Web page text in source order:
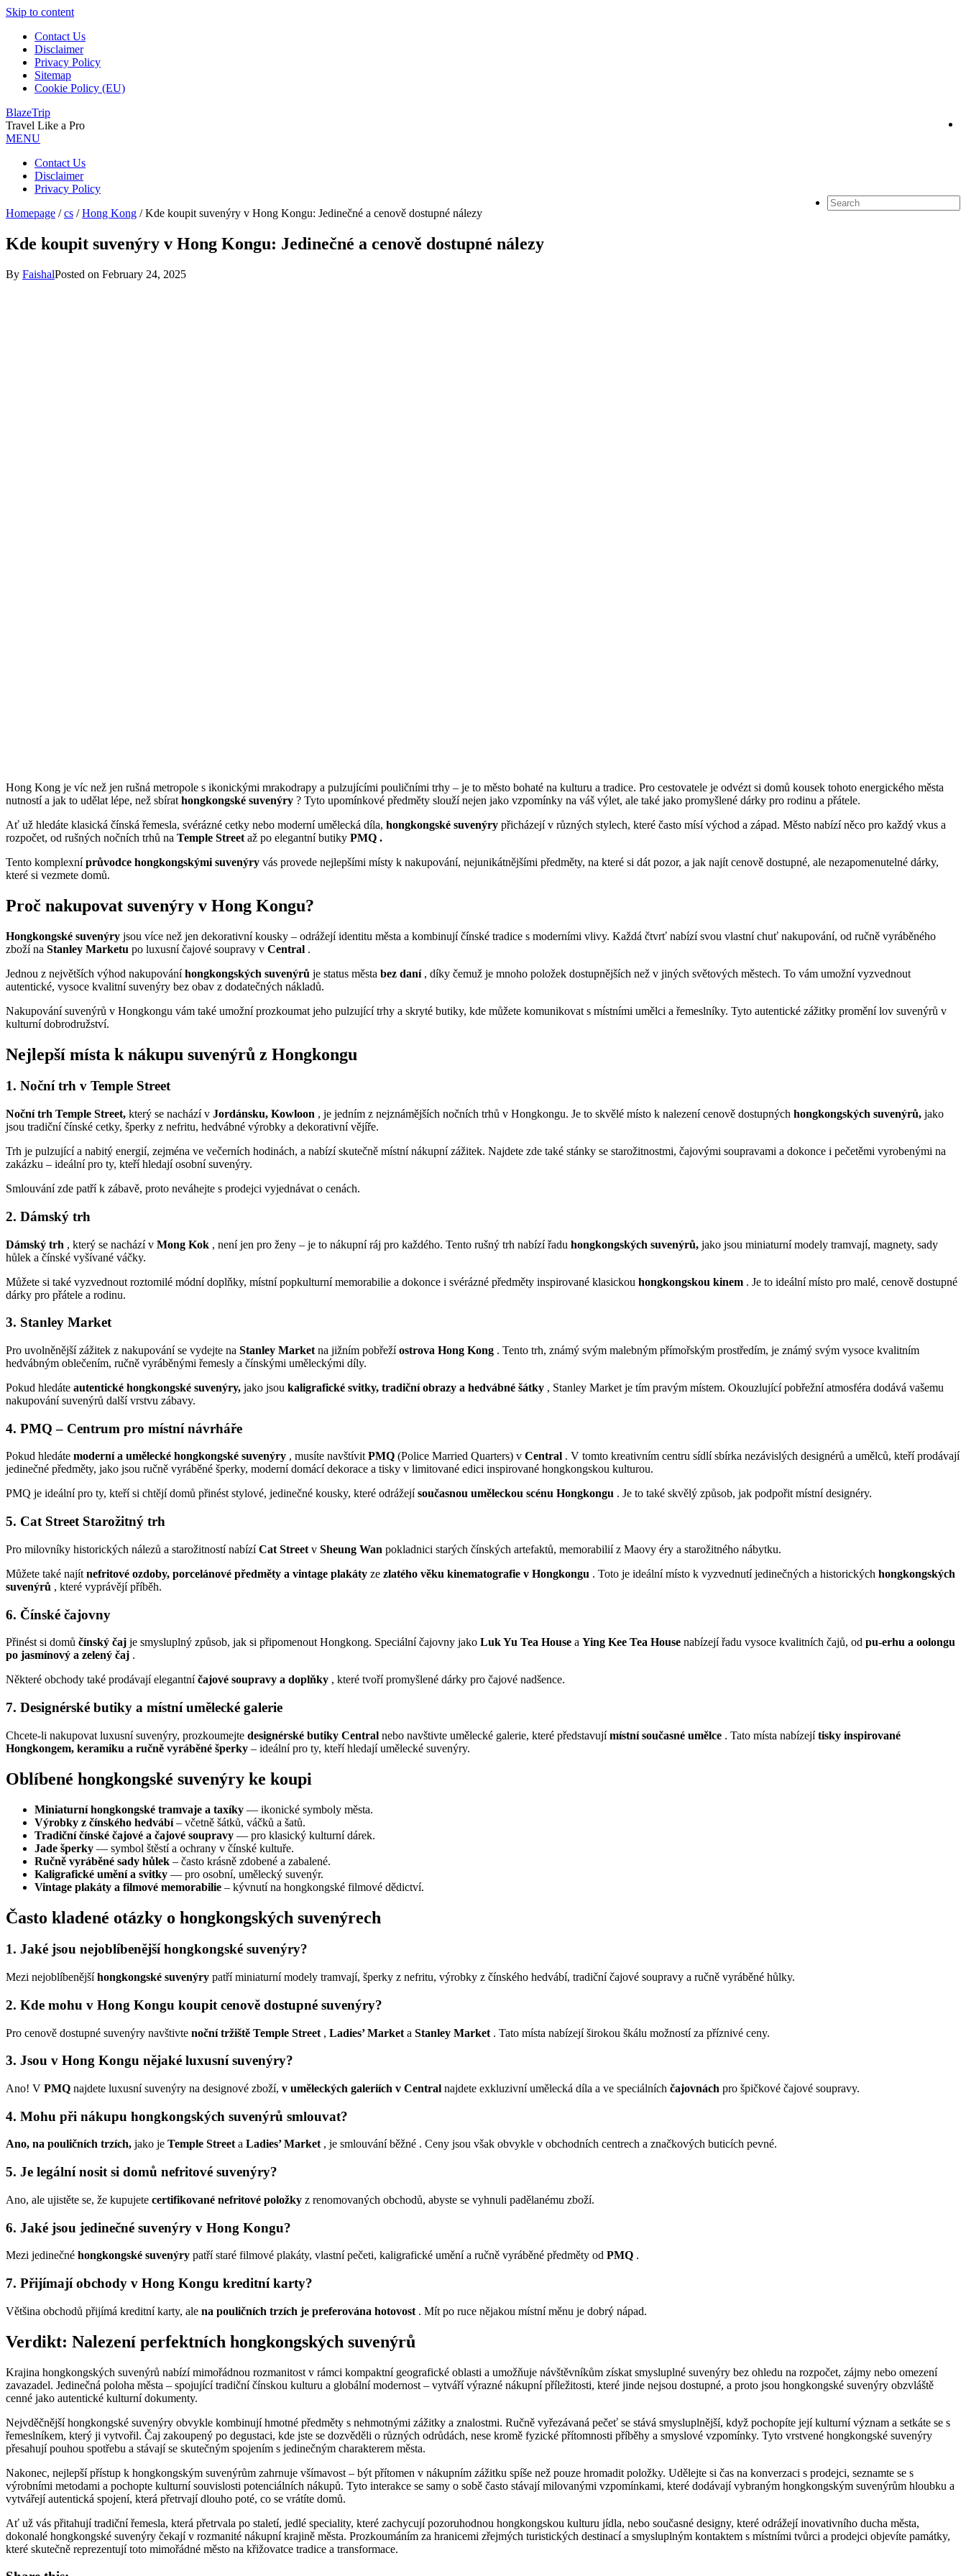
Skip to content
Contact Us
Disclaimer
Privacy Policy
Sitemap
Cookie Policy (EU)
BlazeTrip
Travel Like a Pro
MENU
Contact Us
Disclaimer
Privacy Policy
Homepage / cs / Hong Kong / Kde koupit suvenýry v Hong Kongu: Jedinečné a cenově dostupné nálezy
Kde koupit suvenýry v Hong Kongu: Jedinečné a cenově dostupné nálezy
By FaishalPosted on February 24, 2025
Hong Kong je víc než jen rušná metropole s ikonickými mrakodrapy a pulzujícími pouličními trhy – je to město bohaté na kulturu a tradice. Pro cestovatele je odvézt si domů kousek tohoto energického města
nutností a jak to udělat lépe, než sbírat hongkongské suvenýry ? Tyto upomínkové předměty slouží nejen jako vzpomínky na váš výlet, ale také jako promyšlené dárky pro rodinu a přátele.
Ať už hledáte klasická čínská řemesla, svérázné cetky nebo moderní umělecká díla, hongkongské suvenýry přicházejí v různých stylech, které často mísí východ a západ. Město nabízí něco pro každý vkus a
rozpočet, od rušných nočních trhů na Temple Street až po elegantní butiky PMQ .
Tento komplexníprůvodce hongkongskými suvenýry vás provede nejlepšími místy k nakupování, nejunikátnějšími předměty, na které si dát pozor, a jak najít cenově dostupné, ale nezapomenutelné dárky,
které si vezmete domů.
Proč nakupovat suvenýry v Hong Kongu?
Hongkongské suvenýry jsou více než jen dekorativní kousky – odrážejí identitu města a kombinují čínské tradice s moderními vlivy. Každá čtvrť nabízí svou vlastní chuť nakupování, od ručně vyráběného
zboží na Stanley Marketu po luxusní čajové soupravy v Central .
Jednou z největších výhod nakupováníhongkongských suvenýrů je status města bez daní, díky čemuž je mnoho položek dostupnějších než v jiných světových městech. To vám umožní vyzvednout
autentické, vysoce kvalitní suvenýry bez obav z dodatečných nákladů.
Nakupování suvenýrů v Hongkongu vám také umožní prozkoumat jeho pulzující trhy a skryté butiky, kde můžete komunikovat s místními umělci a řemeslníky. Tyto autentické zážitky promění lov suvenýrů v
kulturní dobrodružství.
Nejlepší místa k nákupu suvenýrů z Hongkongu
1. Noční trh v Temple Street
Noční trh Temple Street, který se nachází v Jordánsku, Kowloon , je jedním z nejznámějších nočních trhů v Hongkongu. Je to skvělé místo k nalezení cenově dostupných hongkongských suvenýrů, jako
jsou tradiční čínské cetky, šperky z nefritu, hedvábné výrobky a dekorativní vějíře.
Trh je pulzující a nabitý energií, zejména ve večerních hodinách, a nabízí skutečně místní nákupní zážitek. Najdete zde také stánky se starožitnostmi, čajovými soupravami a dokonce i pečetěmi vyrobenými na
zakázku – ideální pro ty, kteří hledají osobní suvenýry.
Smlouvání zde patří k zábavě, proto neváhejte s prodejci vyjednávat o cenách.
2. Dámský trh
Dámský trh , který se nachází v Mong Kok , není jen pro ženy – je to nákupní ráj pro každého. Tento rušný trh nabízí řadu hongkongských suvenýrů, jako jsou miniaturní modely tramvají, magnety, sady
hůlek a čínské vyšívané váčky.
Můžete si také vyzvednout roztomilé módní doplňky, místní popkulturní memorabilie a dokonce i svérázné předměty inspirované klasickou hongkongskou kinem . Je to ideální místo pro malé, cenově dostupné
dárky pro přátele a rodinu.
3. Stanley Market
Pro uvolněnější zážitek z nakupování se vydejte na Stanley Market na jižním pobřežíostrova Hong Kong . Tento trh, známý svým malebným přímořským prostředím, je známý svým vysoce kvalitním
hedvábným oblečením, ručně vyráběnými řemesly a čínskými uměleckými díly.
Pokud hledáte autentické hongkongské suvenýry, jako jsou kaligrafické svitky, tradiční obrazy a hedvábné šátky , Stanley Market je tím pravým místem. Okouzlující pobřežní atmosféra dodává vašemu
nakupování suvenýrů další vrstvu zábavy.
4. PMQ – Centrum pro místní návrháře
Pokud hledáte moderní a umělecké hongkongské suvenýry , musíte navštívitPMQ (Police Married Quarters) v Central . V tomto kreativním centru sídlí sbírka nezávislých designérů a umělců, kteří prodávají
jedinečné předměty, jako jsou ručně vyráběné šperky, moderní domácí dekorace a tisky v limitované edici inspirované hongkongskou kulturou.
PMQ je ideální pro ty, kteří si chtějí domů přinést stylové, jedinečné kousky, které odrážejí současnou uměleckou scénu Hongkongu . Je to také skvělý způsob, jak podpořit místní designéry.
5. Cat Street Starožitný trh
Pro milovníky historických nálezů a starožitností nabízíCat Street v Sheung Wan pokladnici starých čínských artefaktů, memorabilií z Maovy éry a starožitného nábytku.
Můžete také najít nefritové ozdoby, porcelánové předměty a vintage plakáty ze zlatého věku kinematografie v Hongkongu . Toto je ideální místo k vyzvednutí jedinečných a historických hongkongských
suvenýrů , které vyprávějí příběh.
6. Čínské čajovny
Přinést si domů čínský čaj je smysluplný způsob, jak si připomenout Hongkong. Speciální čajovny jako Luk Yu Tea House a Ying Kee Tea House nabízejí řadu vysoce kvalitních čajů, od pu-erhu a oolongu
po jasmínový a zelený čaj .
Některé obchody také prodávají elegantníčajové soupravy a doplňky , které tvoří promyšlené dárky pro čajové nadšence.
7. Designérské butiky a místní umělecké galerie
Chcete-li nakupovat luxusní suvenýry, prozkoumejte designérské butiky Central nebo navštivte umělecké galerie, které představujímístní současné umělce . Tato místa nabízejítisky inspirované
Hongkongem, keramiku a ručně vyráběné šperky – ideální pro ty, kteří hledají umělecké suvenýry.
Oblíbené hongkongské suvenýry ke koupi
Miniaturní hongkongské tramvaje a taxíky — ikonické symboly města.
Výrobky z čínského hedvábí– včetně šátků, váčků a šatů.
Tradiční čínské čajové a čajové soupravy — pro klasický kulturní dárek.
Jade šperky — symbol štěstí a ochrany v čínské kultuře.
Ručně vyráběné sady hůlek – často krásně zdobené a zabalené.
Kaligrafické umění a svitky — pro osobní, umělecký suvenýr.
Vintage plakáty a filmové memorabilie – kývnutí na hongkongské filmové dědictví.
Často kladené otázky o hongkongských suvenýrech
1. Jaké jsou nejoblíbenější hongkongské suvenýry?
Mezi nejoblíbenějšíhongkongské suvenýry patří miniaturní modely tramvají, šperky z nefritu, výrobky z čínského hedvábí, tradiční čajové soupravy a ručně vyráběné hůlky.
2. Kde mohu v Hong Kongu koupit cenově dostupné suvenýry?
Pro cenově dostupné suvenýry navštivte noční tržiště Temple Street , Ladies’ Market a Stanley Market . Tato místa nabízejí širokou škálu možností za příznivé ceny.
3. Jsou v Hong Kongu nějaké luxusní suvenýry?
Ano! V PMQ najdete luxusní suvenýry na designové zboží, v uměleckých galeriích v Central najdete exkluzivní umělecká díla a ve speciálních čajovnách pro špičkové čajové soupravy.
4. Mohu při nákupu hongkongských suvenýrů smlouvat?
Ano, na pouličních trzích, jako je Temple Streeta Ladies’ Market, je smlouvání běžné . Ceny jsou však obvykle v obchodních centrech a značkových buticích pevné.
5. Je legální nosit si domů nefritové suvenýry?
Ano, ale ujistěte se, že kupujete certifikované nefritové položky z renomovaných obchodů, abyste se vyhnuli padělanému zboží.
6. Jaké jsou jedinečné suvenýry v Hong Kongu?
Mezi jedinečné hongkongské suvenýry patří staré filmové plakáty, vlastní pečeti, kaligrafické umění a ručně vyráběné předměty od PMQ .
7. Přijímají obchody v Hong Kongu kreditní karty?
Většina obchodů přijímá kreditní karty, ale na pouličních trzích je preferována hotovost . Mít po ruce nějakou místní měnu je dobrý nápad.
Verdikt: Nalezení perfektních hongkongských suvenýrů
Krajina hongkongských suvenýrů nabízí mimořádnou rozmanitost v rámci kompaktní geografické oblasti a umožňuje návštěvníkům získat smysluplné suvenýry bez ohledu na rozpočet, zájmy nebo omezení
zavazadel. Jedinečná poloha města – spojující tradiční čínskou kulturu a globální modernost – vytváří výrazné nákupní příležitosti, které jinde nejsou dostupné, a proto jsou hongkongské suvenýry obzvláště
cenné jako autentické kulturní dokumenty.
Nejvděčnější hongkongské suvenýry obvykle kombinují hmotné předměty s nehmotnými zážitky a znalostmi. Ručně vyřezávaná pečeť se stává smysluplnější, když pochopíte její kulturní význam a setkáte se s
řemeslníkem, který ji vytvořil. Čaj zakoupený po degustaci, kde jste se dozvěděli o různých odrůdách, nese kromě fyzické přítomnosti příběhy a smyslové vzpomínky. Tyto vrstvené hongkongské suvenýry
přesahují pouhou spotřebu a stávají se skutečným spojením s jedinečným charakterem města.
Nakonec, nejlepší přístup k hongkongským suvenýrům zahrnuje všímavost – být přítomen v nákupním zážitku spíše než pouze hromadit položky. Udělejte si čas na konverzaci s prodejci, seznamte se s
výrobními metodami a pochopte kulturní souvislosti potenciálních nákupů. Tyto interakce se samy o sobě často stávají milovanými vzpomínkami, které dodávají vybraným hongkongským suvenýrům hloubku a
vytvářejí autentická spojení, která přetrvají dlouho poté, co se vrátíte domů.
Ať už vás přitahují tradiční řemesla, která přetrvala po staletí, jedlé speciality, které zachycují pozoruhodnou hongkongskou kulturu jídla, nebo současné designy, které odrážejí inovativního ducha města,
dokonalé hongkongské suvenýry čekají v rozmanité nákupní krajině města. Prozkoumáním za hranicemi zřejmých turistických destinací a smysluplným kontaktem s místními tvůrci a prodejci objevíte památky,
které skutečně reprezentují toto mimořádné město na křižovatce tradice a transformace.